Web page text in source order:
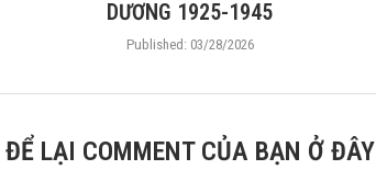
DƯƠNG 1925-1945
Published: 03/28/2026
ĐỂ LẠI COMMENT CỦA BẠN Ở ĐÂY